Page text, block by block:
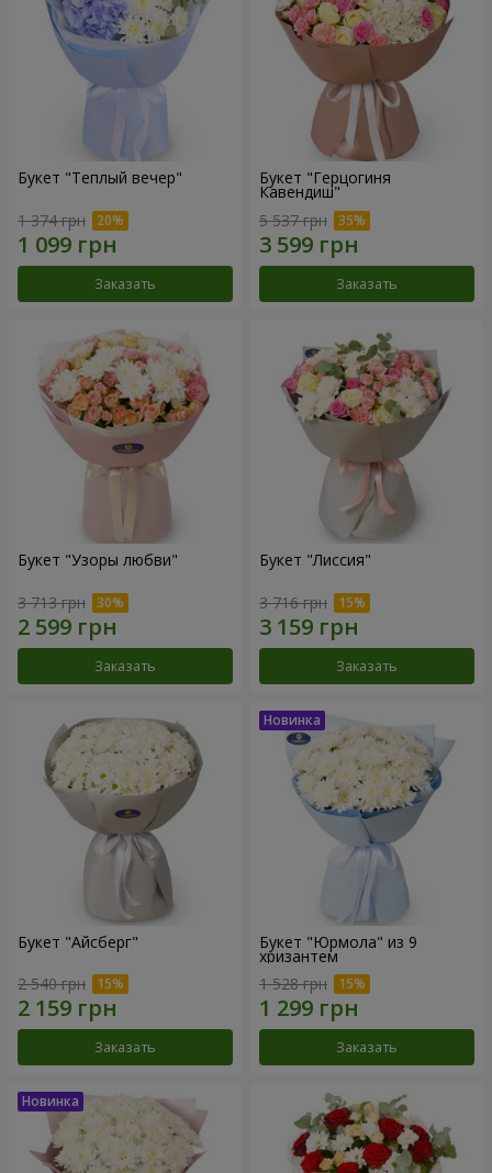
Букет "Теплый вечер"
1 374 грн
Заказать
Букет "Герцогиня
Кавендиш"
5 537 грн
Заказать
Букет "Узоры любви"
3 713 грн
Заказать
Букет "Лиссия"
3 716 грн
Заказать
Букет "Айсберг"
2 540 грн
Заказать
Букет "Юрмола" из 9
хризантем
1 528 грн
Заказать